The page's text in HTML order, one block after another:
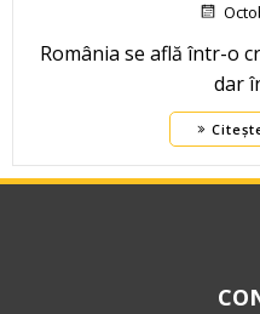
România se află într-o
dar